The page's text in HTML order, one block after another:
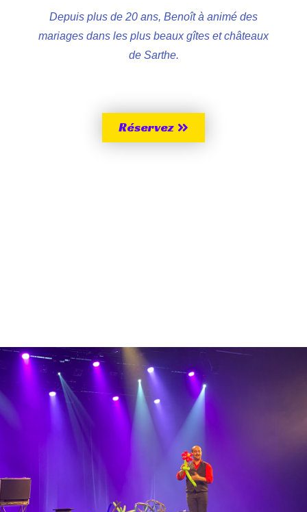
Depuis plus de 20 ans, Benoît à animé des
mariages dans les plus beaux gîtes et châteaux
de Sarthe.
Réservez